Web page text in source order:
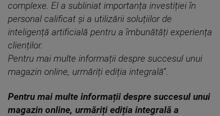
complexe. El a subliniat importanța investiției în
personal calificat și a utilizării soluțiilor de
inteligență artificială pentru a îmbunătăți experiența
clienților.
Pentru mai multe informații despre succesul unui
magazin online, urmăriți ediția integrală”.
Pentru mai multe informații despre succesul unui
magazin online, urmăriți ediția integrală a